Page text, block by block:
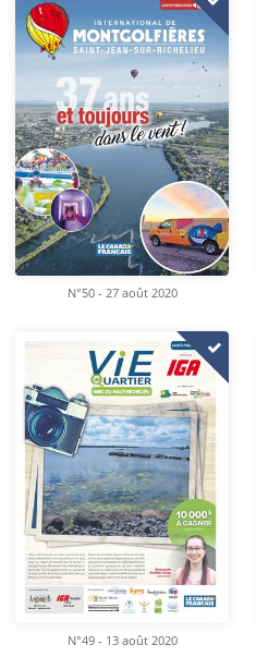
N°50 - 27 août 2020
N°49 - 13 août 2020